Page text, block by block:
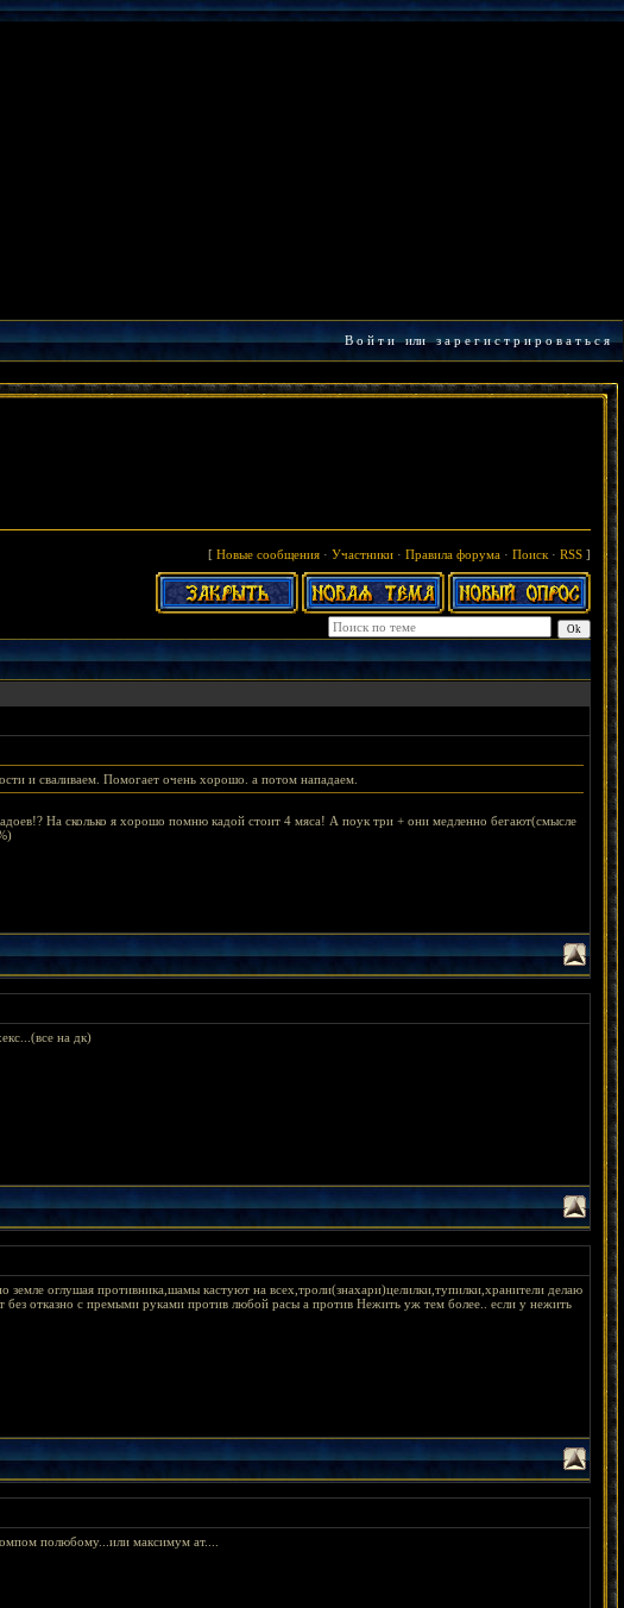
В о й т иилиз а р е г и с т р и р о в а т ь с я
[ Новые сообщения · Участники · Правила форума · Поиск · RSS ]
и сваливаем. Помогает очень хорошо. а потом нападаем.
На сколько я хорошо помню кадой стоит 4 мяса! А поук три + они медленно бегают(смысле
на дк)
оглушая противника,шамы кастуют на всех,троли(знахари)целилки,тупилки,хранители делаю
отказно с премыми руками против любой расы а против Нежить уж тем более.. если у нежить
полюбому...или максимум ат....